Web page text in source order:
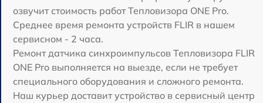
озвучит стоимость работ Тепловизора ONE Pro.
Среднее время ремонта устройств FLIR в нашем
сервисном - 2 часа.
Ремонт датчика синхроимпульсов Тепловизора FLIR
ONE Pro выполняется на выезде, если не требует
специального оборудования и сложного ремонта.
Наш курьер доставит устройство в сервисный центр